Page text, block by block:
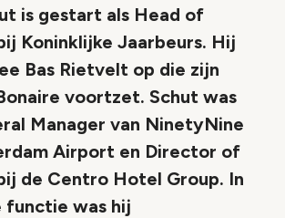
is gestart als Head of
Koninklijke Jaarbeurs. Hij
Bas Rietvelt op die zijn
voortzet. Schut was
Manager van NinetyNine
Airport en Director of
de Centro Hotel Group. In
functie was hij